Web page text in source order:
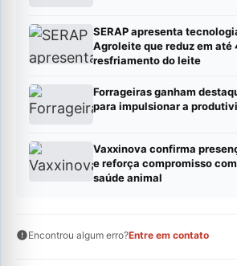
SERAP apresenta
Agroleite que reduz em até
resfriamento do leite
Forrageiras ganham
para impulsionar a
Vaxxinova confirma
e reforça compromisso
saúde animal
Encontrou algum erro?Entre em contato